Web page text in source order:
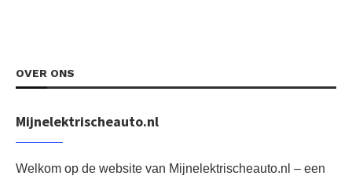
OVER ONS
Mijnelektrischeauto.nl
Welkom op de website van Mijnelektrischeauto.nl – een